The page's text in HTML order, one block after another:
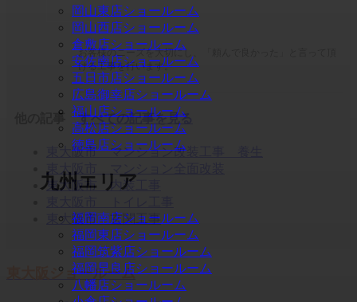
岡山東店ショールーム
岡山西店ショールーム
倉敷店ショールーム
安佐南店ショールーム
五日市店ショールーム
広島御幸店ショールーム
福山店ショールーム
高松店ショールーム
徳島店ショールーム
九州エリア
福岡南店ショールーム
福岡東店ショールーム
福岡筑紫店ショールーム
福岡早良店ショールーム
八幡店ショールーム
お客様のニーズを大切にし、「頼んで良かった」と言って頂
ける工事を行います。
他の記事すべての記事を見る
東大阪市 マンション改装工事 養生
東大阪市 マンション全面改装
東大阪市 内装工事
東大阪市 玄関工事
東大阪ショールーム